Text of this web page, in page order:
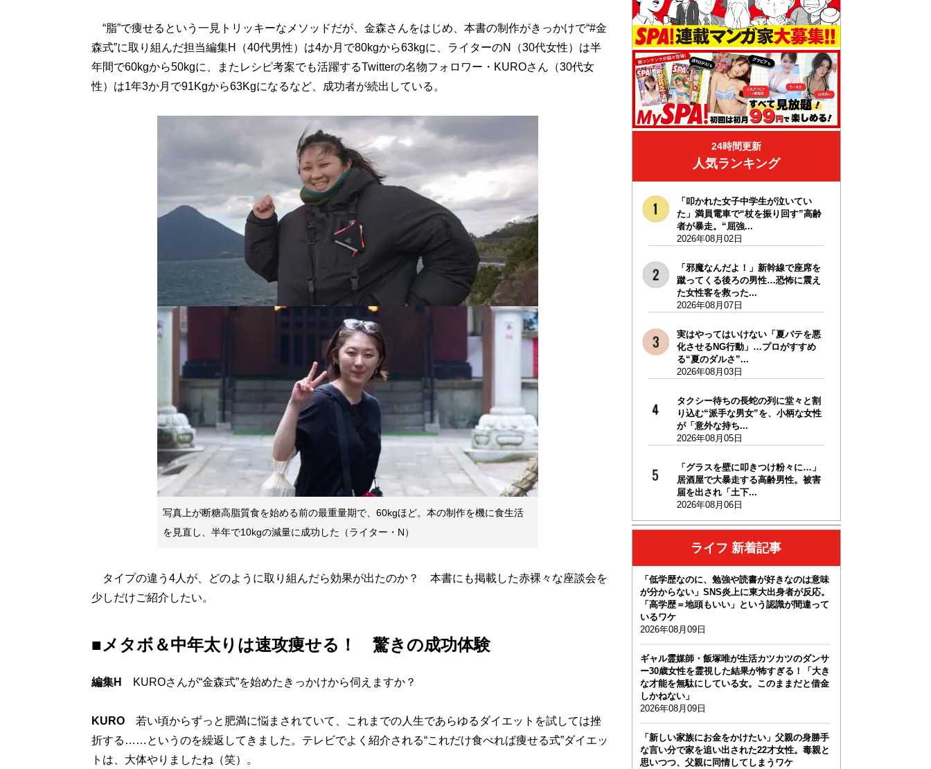
“脂”で痩せるという一見トリッキーなメソッドだが、金森さんをはじめ、本書の制作がきっかけで“#金
森式”に取り組んだ担当編集H（40代男性）は4か月で80kgから63kgに、ライターのN（30代女性）は半
年間で60kgから50kgに、またレシピ考案でも活躍するTwitterの名物フォロワー・KUROさん（30代女
性）は1年3か月で91Kgから63Kgになるなど、成功者が続出している。
写真上が断糖高脂質食を始める前の最重量期で、60kgほど。本の制作を機に食生活
を見直し、半年で10kgの減量に成功した（ライター・N）
タイプの違う4人が、どのように取り組んだら効果が出たのか？ 本書にも掲載した赤裸々な座談会を
少しだけご紹介したい。
■メタボ＆中年太りは速攻痩せる！ 驚きの成功体験
編集H KUROさんが“金森式”を始めたきっかけから伺えますか？
KURO若い頃からずっと肥満に悩まされていて、これまでの人生であらゆるダイエットを試しては挫
折する……というのを繰返してきました。テレビでよく紹介される“これだけ食べれば痩せる式”ダイエッ
トは、大体やりましたね（笑）。
24時間更新
人気ランキング
「叩かれた女子中学生が泣いてい
た」満員電車で“杖を振り回す”高齢
者が暴走。“屈強...
2026年08月02日
「邪魔なんだよ！」新幹線で座席を
蹴ってくる後ろの男性…恐怖に震え
た女性客を救った...
2026年08月07日
実はやってはいけない「夏バテを悪
化させるNG行動」…プロがすすめ
る“夏のダルさ”...
2026年08月03日
タクシー待ちの長蛇の列に堂々と割
り込む“派手な男女”を、小柄な女性
が「意外な持ち...
2026年08月05日
「グラスを壁に叩きつけ粉々に…」
居酒屋で大暴走する高齢男性。被害
届を出され「土下...
2026年08月06日
ライフ 新着記事
「低学歴なのに、勉強や読書が好きなのは意味
が分からない」SNS炎上に東大出身者が反応。
「高学歴＝地頭もいい」という認識が間違って
いるワケ
2026年08月09日
ギャル霊媒師・飯塚唯が生活カツカツのダンサ
ー30歳女性を霊視した結果が怖すぎる！「大き
な才能を無駄にしている女。このままだと借金
しかねない」
2026年08月09日
「新しい家族にお金をかけたい」父親の身勝手
な言い分で家を追い出された22才女性。毒親と
思いつつ、父親に同情してしまうワケ